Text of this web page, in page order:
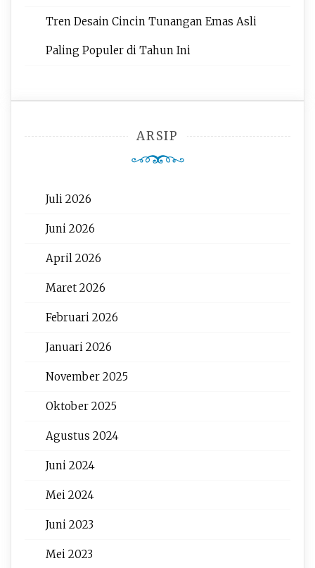
Tren Desain Cincin Tunangan Emas Asli
Paling Populer di Tahun Ini
ARSIP
Juli 2026
Juni 2026
April 2026
Maret 2026
Februari 2026
Januari 2026
November 2025
Oktober 2025
Agustus 2024
Juni 2024
Mei 2024
Juni 2023
Mei 2023